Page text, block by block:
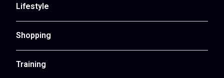
Lifestyle
Shopping
Training